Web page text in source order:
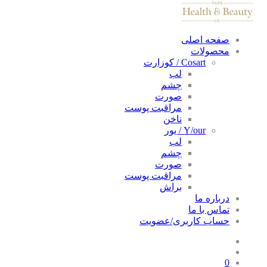
صفحه اصلی
محصولات
Cosart / کوزارت
لب
چشم
صورت
مراقبت پوست
ناخن
Y/our / یور
لب
چشم
صورت
مراقبت پوست
براش
درباره ما
تماس با ما
حساب کاربری/عضویت
0